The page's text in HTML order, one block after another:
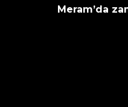
Meram’da